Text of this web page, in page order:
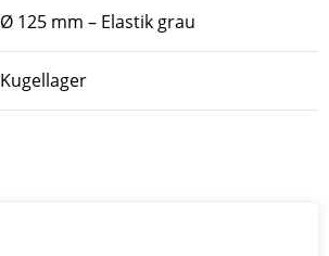
Ø 125 mm – Elastik grau
Kugellager